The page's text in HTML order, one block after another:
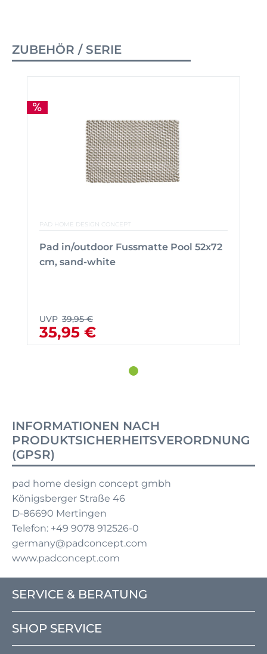
ZUBEHÖR / SERIE
PAD HOME DESIGN CONCEPT
Pad in/outdoor Fussmatte Pool 52x72
cm, sand-white
UVP 39,95 €
35,95 €
INFORMATIONEN NACH
PRODUKTSICHERHEITSVERORDNUNG
(GPSR)
pad home design concept gmbh
Königsberger Straße 46
D-86690 Mertingen
Telefon: +49 9078 912526-0
germany@padconcept.com
www.padconcept.com
SERVICE & BERATUNG
SHOP SERVICE